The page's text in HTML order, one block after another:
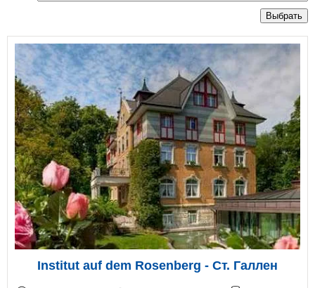
Выбрать
Institut auf dem Rosenberg - Ст. Галлен